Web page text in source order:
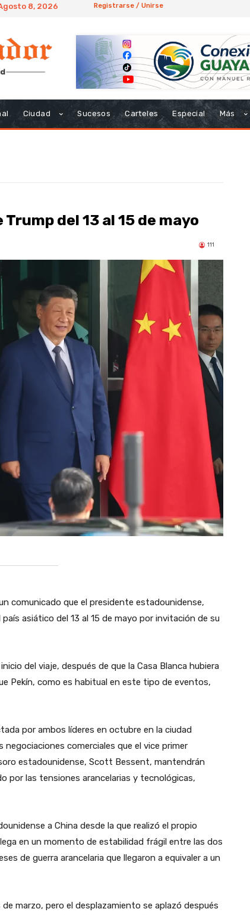
8, 2026 Registrarse / Unirse
Ciudad Sucesos Carteles Especial Más
del 13 al 15 de mayo
111
comunicado que el presidente estadounidense,
asiático del 13 al 15 de mayo por invitación de su
del viaje, después de que la Casa Blanca hubiera
Pekín, como es habitual en este tipo de eventos,
por ambos líderes en octubre en la ciudad
comerciales que el vice primer
estadounidense, Scott Bessent, mantendrán
por las tensiones arancelarias y tecnológicas,
a China desde la que realizó el propio
en un momento de estabilidad frágil entre las dos
de guerra arancelaria que llegaron a equivaler a un
marzo, pero el desplazamiento se aplazó después